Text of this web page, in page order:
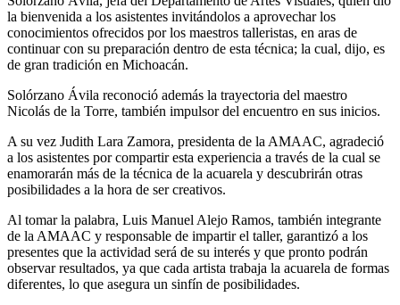
la bienvenida a los asistentes invitándolos a aprovechar los
conocimientos ofrecidos por los maestros talleristas, en aras de
continuar con su preparación dentro de esta técnica; la cual, dijo, es
de gran tradición en Michoacán.
Solórzano Ávila reconoció además la trayectoria del maestro
Nicolás de la Torre, también impulsor del encuentro en sus inicios.
A su vez Judith Lara Zamora, presidenta de la AMAAC, agradeció
a los asistentes por compartir esta experiencia a través de la cual se
enamorarán más de la técnica de la acuarela y descubrirán otras
posibilidades a la hora de ser creativos.
Al tomar la palabra, Luis Manuel Alejo Ramos, también integrante
de la AMAAC y responsable de impartir el taller, garantizó a los
presentes que la actividad será de su interés y que pronto podrán
observar resultados, ya que cada artista trabaja la acuarela de formas
diferentes, lo que asegura un sinfín de posibilidades.